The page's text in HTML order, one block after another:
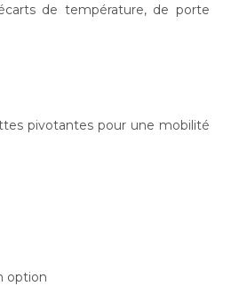
de température, de porte
pivotantes pour une mobilité
option